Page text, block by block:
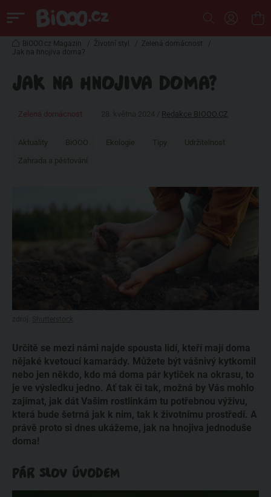
BiOOO.cz Magazin / Životní styl / Zelená domácnost
/
Jak na hnojiva doma?
JAK NA HNOJIVA DOMA?
Zelená domácnost Redakce BIOOO.CZ
Aktuality BiOOO Ekologie Tipy
Udržitelnost
Zahrada a pěstování
Určitě se mezi námi najde spousta lidí, kteří mají doma
nějaké kvetoucí kamarády. Můžete být vášnivý kytkomil
nebo jen někdo, kdo má doma pár kytiček na okrasu, to
je ve výsledku jedno. Ať tak či tak, možná by Vás mohlo
zajímat, jak dát Vašim rostlinkám tu potřebnou výživu,
která bude šetrná jak k nim, tak k životnímu prostředí. A
právě proto si dnes ukážeme, jak na hnojiva jednoduše
doma!
PÁR SLOV ÚVODEM